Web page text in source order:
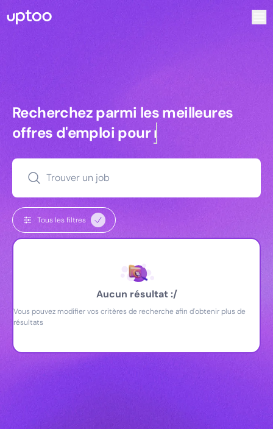
Recherchez parmi les meilleures
Recherchez parmi les meilleures
offres d'emploi pourmanagers
Trouver un job
Tous les filtres
Aucun résultat :/
Vous pouvez modifier vos critères de recherche afin d'obtenir plus de
résultats